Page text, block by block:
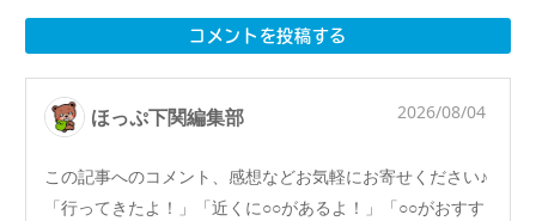
コメントを投稿する
ほっぷ下関編集部 2026/08/04
この記事へのコメント、感想などお気軽にお寄せください♪
「行ってきたよ！」「近くに○○があるよ！」「○○がおすす